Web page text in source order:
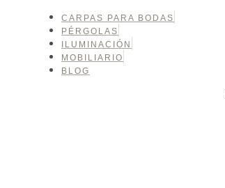
CARPAS PARA BODAS
PÉRGOLAS
ILUMINACIÓN
MOBILIARIO
BLOG